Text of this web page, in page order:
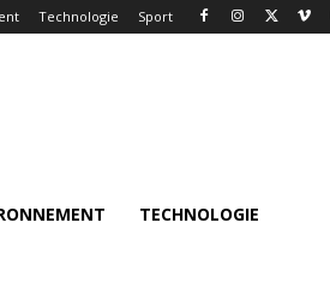
Technologie Sport
TECHNOLOGIE